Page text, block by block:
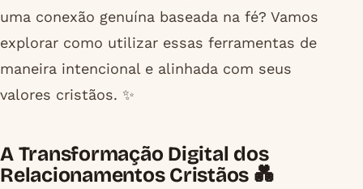
uma conexão genuína baseada na fé? Vamos
explorar como utilizar essas ferramentas de
maneira intencional e alinhada com seus
valores cristãos. ✨
A Transformação Digital dos
Relacionamentos Cristãos 💑